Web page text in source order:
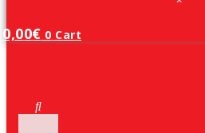
0,00€ 0 Cart